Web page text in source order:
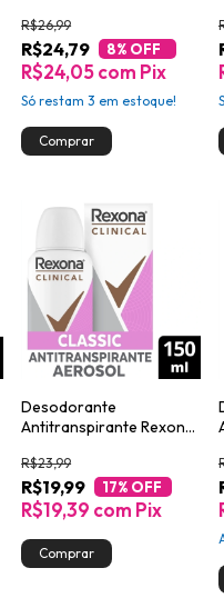
250ml
R$24,79
R$26,99
8% OFF
R$24,05com Pix
Só restam3 em estoque!
Desodorante
Antitranspirante Rexona
R$19,99
R$23,99
17% OFF
R$19,39 com Pix